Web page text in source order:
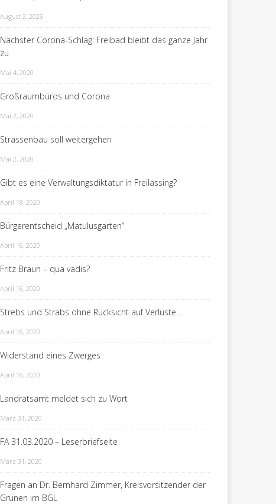
August 2, 2023
Nächster Corona-Schlag: Freibad bleibt das ganze Jahr
zu
Mai 4, 2020
Großraumbüros und Corona
Mai 2, 2020
Strassenbau soll weitergehen
Mai 2, 2020
Gibt es eine Verwaltungsdiktatur in Freilassing?
April 18, 2020
Bürgerentscheid „Matulusgarten“
April 16, 2020
Fritz Braun – qua vadis?
April 16, 2020
Strebs und Strabs ohne Rücksicht auf Verluste…
April 16, 2020
Widerstand eines Zwerges
April 16, 2020
Landratsamt meldet sich zu Wort
März 31, 2020
FA 31.03.2020 – Leserbriefseite
März 31, 2020
Fragen an Dr. Bernhard Zimmer, Kreisvorsitzender der
Grünen im BGL